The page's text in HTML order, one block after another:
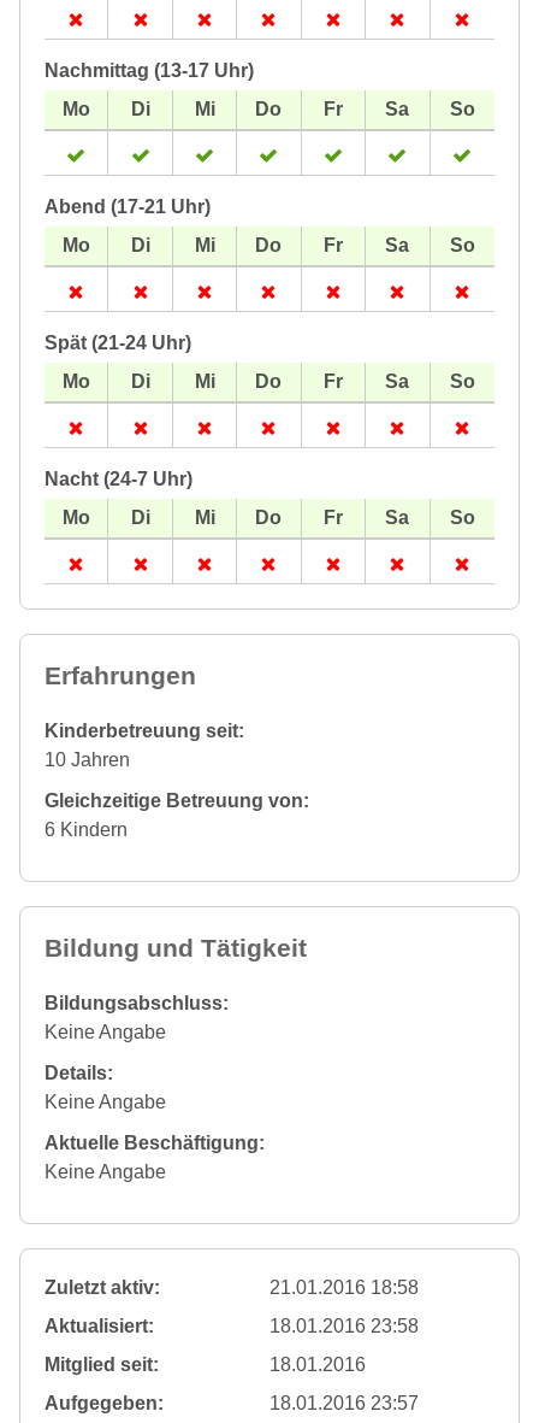
Nachmittag (13-17 Uhr)
Abend (17-21 Uhr)
Spät (21-24 Uhr)
Nacht (24-7 Uhr)
Erfahrungen
Kinderbetreuung seit:
10 Jahren
Gleichzeitige Betreuung von:
6 Kindern
Bildung und Tätigkeit
Bildungsabschluss:
Keine Angabe
Details:
Keine Angabe
Aktuelle Beschäftigung:
Keine Angabe
Zuletzt aktiv:
21.01.2016 18:58
Aktualisiert:
18.01.2016 23:58
Mitglied seit:
18.01.2016
Aufgegeben:
18.01.2016 23:57